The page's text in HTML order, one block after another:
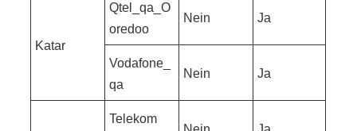
Katar
Qtel_qa_O
oredoo
Nein Ja
Vodafone_
qa
Nein Ja
Telekom